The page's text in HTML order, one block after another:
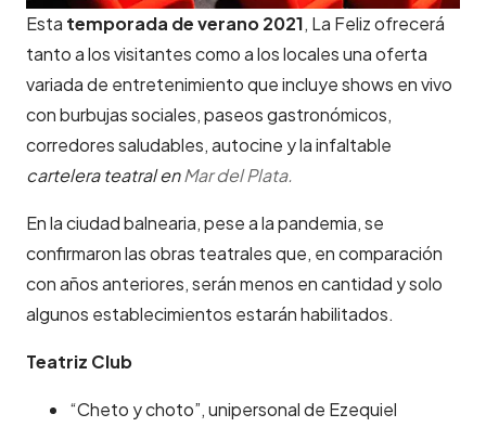
Esta temporada de verano 2021, La Feliz ofrecerá
tanto a los visitantes como a los locales una oferta
variada de entretenimiento que incluye shows en vivo
con burbujas sociales, paseos gastronómicos,
corredores saludables, autocine y la infaltable
cartelera teatral enMar del Plata.
En la ciudad balnearia, pese a la pandemia, se
confirmaron las obras teatrales que, en comparación
con años anteriores, serán menos en cantidad y solo
algunos establecimientos estarán habilitados.
Teatriz Club
“Cheto y choto”, unipersonal de Ezequiel